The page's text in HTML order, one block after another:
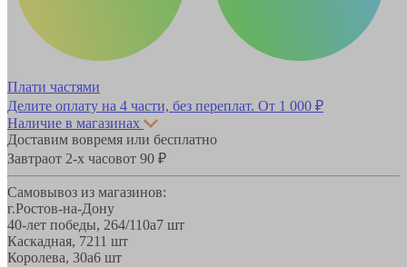
Плати частями
Делите оплату на 4 части, без переплат. От 1 000 ₽
Наличие в магазинах
Доставим вовремя или бесплатно
Завтраот 2-х часовот 90 ₽
Самовывоз из магазинов:
г.Ростов-на-Дону
40-лет победы, 264/110а7 шт
Каскадная, 7211 шт
Королева, 30а6 шт